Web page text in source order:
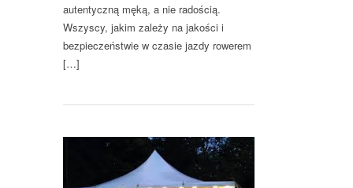
autentyczną męką, a nie radością.
Wszyscy, jakim zależy na jakości i
bezpieczeństwie w czasie jazdy rowerem
[…]